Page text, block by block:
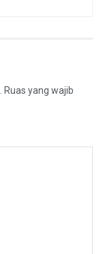
Ruas yang wajib